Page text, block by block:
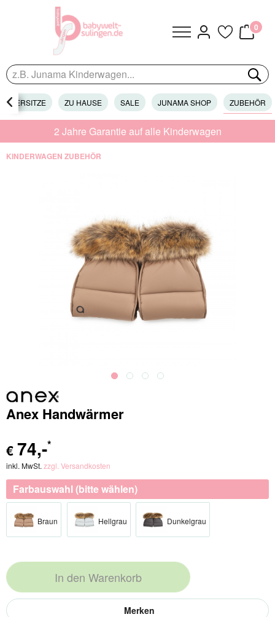
0
ZU HAUSE SALE JUNAMA SHOP ZUBEHÖR

2 Jahre Garantie auf alle Kinderwagen
KINDERWAGEN ZUBEHÖR
Anex Handwärmer
€ 74,-*
inkl. MwSt. zzgl. Versandkosten
Farbauswahl (bitte wählen)
Braun Hellgrau Dunkelgrau
In den Warenkorb
Merken